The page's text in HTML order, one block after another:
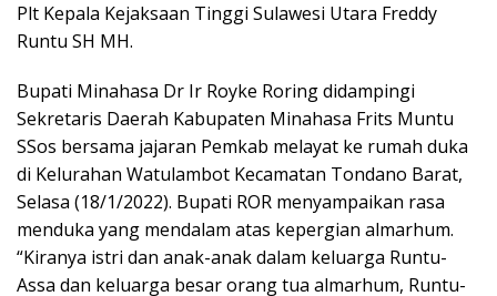
Plt Kepala Kejaksaan Tinggi Sulawesi Utara Freddy
Runtu SH MH.
Bupati Minahasa Dr Ir Royke Roring didampingi
Sekretaris Daerah Kabupaten Minahasa Frits Muntu
SSos bersama jajaran Pemkab melayat ke rumah duka
di Kelurahan Watulambot Kecamatan Tondano Barat,
Selasa (18/1/2022). Bupati ROR menyampaikan rasa
menduka yang mendalam atas kepergian almarhum.
“Kiranya istri dan anak-anak dalam keluarga Runtu-
Assa dan keluarga besar orang tua almarhum, Runtu-